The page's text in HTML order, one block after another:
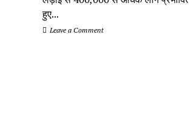
हुए...
Leave a Comment